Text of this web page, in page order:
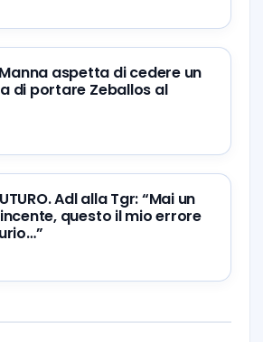
Manna aspetta di cedere un
di portare Zeballos al
FUTURO. Adl alla Tgr: “Mai un
questo il mio errore